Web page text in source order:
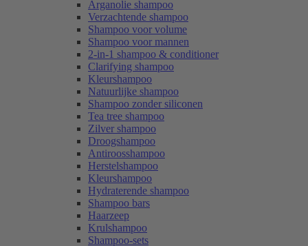
Arganolie shampoo
Verzachtende shampoo
Shampoo voor volume
Shampoo voor mannen
2-in-1 shampoo & conditioner
Clarifying shampoo
Kleurshampoo
Natuurlijke shampoo
Shampoo zonder siliconen
Tea tree shampoo
Zilver shampoo
Droogshampoo
Antiroosshampoo
Herstelshampoo
Kleurshampoo
Hydraterende shampoo
Shampoo bars
Haarzeep
Krulshampoo
Shampoo-sets